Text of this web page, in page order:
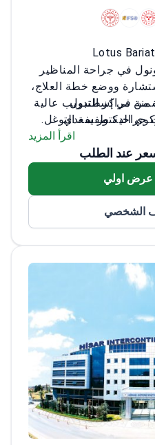
Lotus
في جراحة المناظير
ووضع خطة العلاج،
من مراكز التدريب عالية
جراحية طفيفة التوغل.
في إسطنبول
الدكتور سعدي
لجراحة المناظير
المهنة الطبي في
ترخيص السياحة
اقرأ المزيد
عند الطلب
اولي
الشخصي